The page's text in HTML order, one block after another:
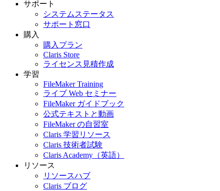
サポート
システムステータス
サポート窓口
購入
購入プラン
Claris Store
ライセンス見積作成
学習
FileMaker Training
ライブ Web セミナー
FileMaker ガイドブック
公式テキストと動画
FileMaker の自習室
Claris 学習リソース
Claris 技術者試験
Claris Academy（英語）
リソース
リソースハブ
Claris ブログ